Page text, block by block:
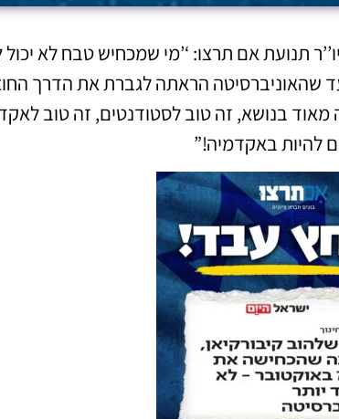
יו’’ר תנועת אם תרצו: ‘’מי שמכחיש טבח לא
שהאוניברסיטה הראתה לגברת את הדרך
מאוד בנושא, זה טוב לסטודנטים, זה טוב
להיות באקדמיה!”